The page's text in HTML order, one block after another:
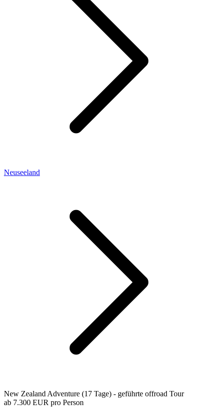
Neuseeland
New Zealand Adventure (17 Tage) - geführte offroad Tour
ab 7.300 EUR pro Person